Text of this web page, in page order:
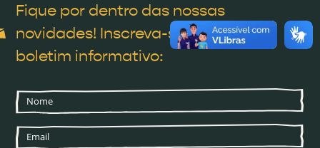
Fique por dentro das nossas
novidades! Inscreva-se* em nosso
boletim informativo: